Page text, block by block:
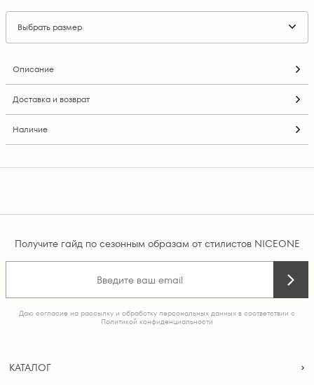
Выбрать размер
Описание
Доставка и возврат
Наличие
Получите гайд по сезонным образам от стилистов NICEONE
Даю согласие на рассылку и обработку персональных данных в соответствии с
Политикой конфиденциальности
КАТАЛОГ